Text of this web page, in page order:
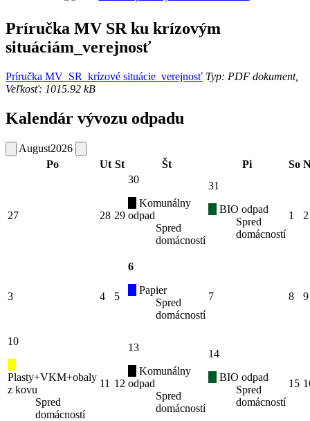
Príručka MV SR ku krízovým
situáciám_verejnosť
Príručka MV_SR_krízové situácie_verejnosť Typ: PDF dokument,
Veľkosť: 1015.92 kB
Kalendár vývozu odpadu
August2026
Po
Ut St Št Pi So
27 28 29
30
Komunálny
odpad
Spred
domácností
31
BIO odpad
Spred
domácností
1 2
3 4 5
6
Papier
Spred
domácností
7 8 9
10
Plasty+VKM+obaly
z kovu
Spred
domácností
11 12
13
Komunálny
odpad
Spred
domácností
14
BIO odpad
Spred
domácností
15